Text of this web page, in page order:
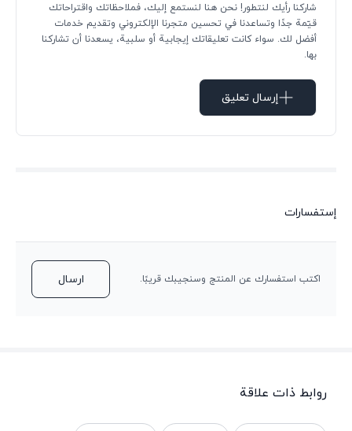
شاركنا رأيك لنتطور! نحن هنا لنستمع إليك، فملاحظاتك واقتراحاتك
قيّمة جدًا وتساعدنا في تحسين متجرنا الإلكتروني وتقديم خدمات
أفضل لك. سواء كانت تعليقاتك إيجابية أو سلبية، يسعدنا أن تشاركنا
بها.
إرسال تعليق
إستفسارات
اكتب استفسارك عن المنتج وسنجيبك قريبًا. ارسال
روابط ذات علاقة